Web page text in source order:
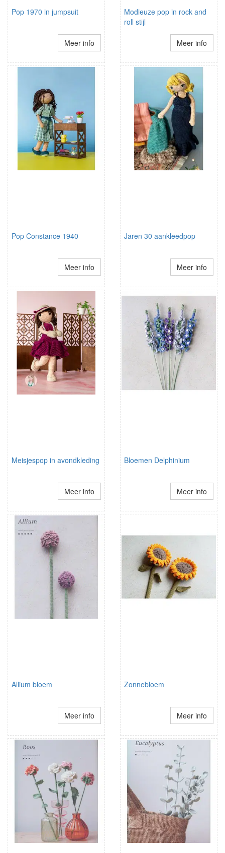
Pop 1970 in jumpsuit
Meer info
Modieuze pop in rock and
roll stijl
Meer info
Pop Constance 1940
Meer info
Jaren 30 aankleedpop
Meer info
Meisjespop in avondkleding
Meer info
Bloemen Delphinium
Meer info
Allium bloem
Meer info
Zonnebloem
Meer info